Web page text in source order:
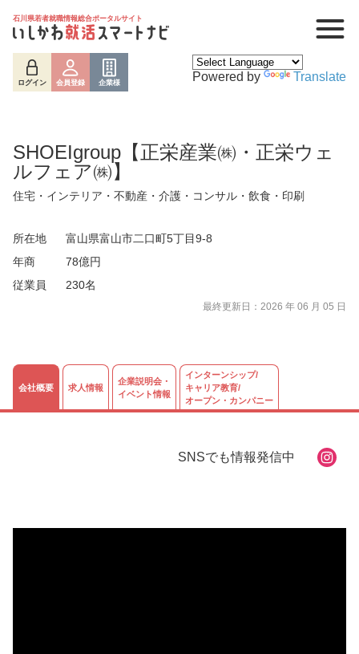
石川県若者就職情報総合ポータルサイト
ログイン 会員登録 企業様 Powered by Translate
SHOEIgroup【正栄産業㈱・正栄ウェ
ルフェア㈱】
住宅・インテリア・不動産・介護・コンサル・飲食・印刷
所在地
富山県富山市二口町5丁目9-8
年商
78億円
従業員
230名
最終更新日：2026 年 06 月 05 日
会社概要 求人情報
企業説明会・
イベント情報
インターンシップ/
キャリア教育/
オープン・カンパニー
SNSでも情報発信中